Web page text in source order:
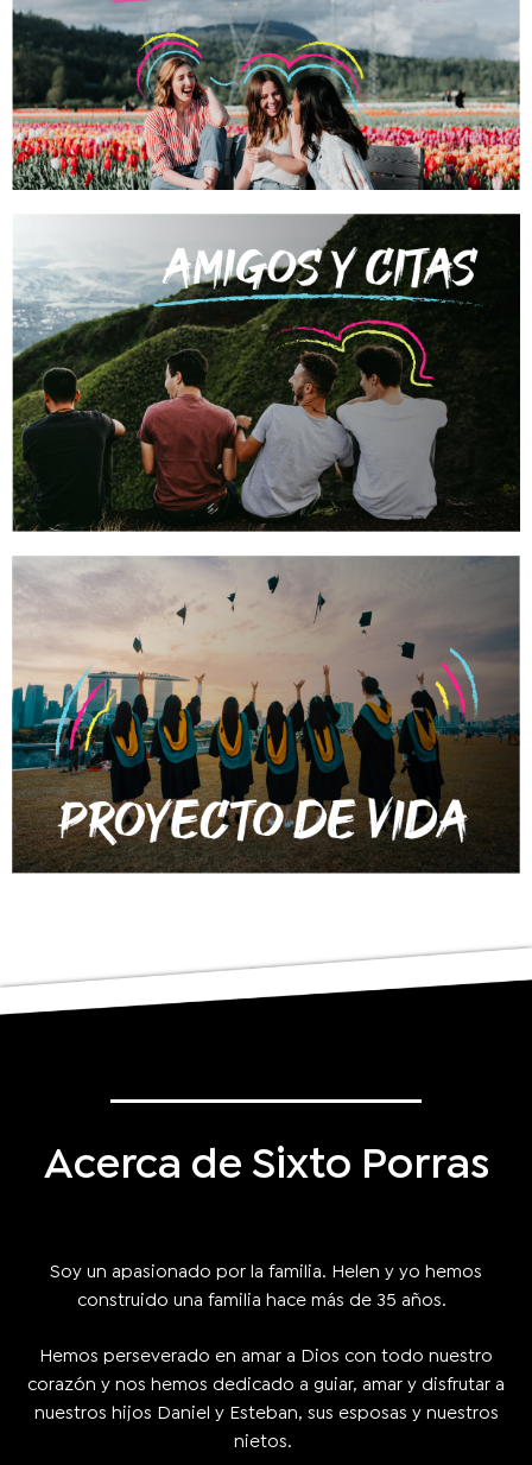
Acerca de Sixto Porras
Soy un apasionado por la familia. Helen y yo hemos
construido una familia hace más de 35 años.
Hemos perseverado en amar a Dios con todo nuestro
corazón y nos hemos dedicado a guiar, amar y disfrutar a
nuestros hijos Daniel y Esteban, sus esposas y nuestros
nietos.